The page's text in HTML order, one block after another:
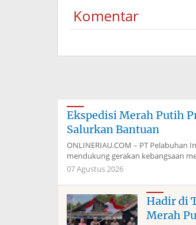
Komentar
Ekspedisi Merah Putih
Salurkan Bantuan
ONLINERIAU.COM – PT
mendukung gerakan kebangsaan
07 Agustus 2026
Hadir di
Merah